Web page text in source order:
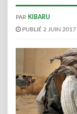
PAR KIBARU
PUBLIÉ 2 JUIN